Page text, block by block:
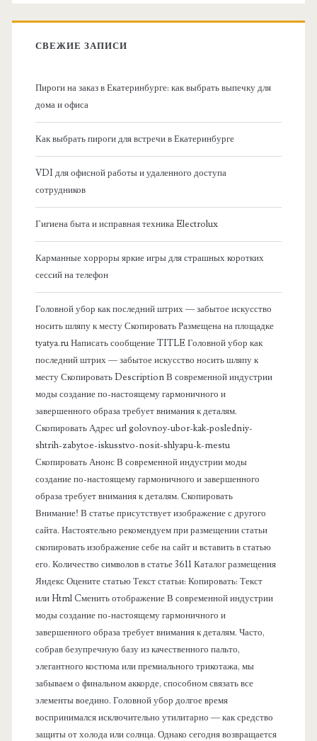
:
СВЕЖИЕ ЗАПИСИ
Пироги на заказ в Екатеринбурге: как выбрать выпечку для
дома и офиса
Как выбрать пироги для встречи в Екатеринбурге
VDI для офисной работы и удаленного доступа
сотрудников
Гигиена быта и исправная техника Electrolux
Карманные хорроры яркие игры для страшных коротких
сессий на телефон
Головной убор как последний штрих — забытое искусство
носить шляпу к месту Скопировать Размещена на площадке
tyatya.ru Написать сообщение TITLE Головной убор как
последний штрих — забытое искусство носить шляпу к
месту Скопировать Description В современной индустрии
моды создание по-настоящему гармоничного и
завершенного образа требует внимания к деталям.
Скопировать Адрес url golovnoy-ubor-kak-posledniy-
shtrih-zabytoe-iskusstvo-nosit-shlyapu-k-mestu
Скопировать Анонс В современной индустрии моды
создание по-настоящему гармоничного и завершенного
образа требует внимания к деталям. Скопировать
Внимание! В статье присутствует изображение с другого
сайта. Настоятельно рекомендуем при размещении статьи
скопировать изображение себе на сайт и вставить в статью
его. Количество символов в статье 3611 Каталог размещения
Яндекс Оцените статью Текст статьи: Копировать: Текст
или Html Cменить отображение В современной индустрии
моды создание по-настоящему гармоничного и
завершенного образа требует внимания к деталям. Часто,
собрав безупречную базу из качественного пальто,
элегантного костюма или премиального трикотажа, мы
забываем о финальном аккорде, способном связать все
элементы воедино. Головной убор долгое время
воспринимался исключительно утилитарно — как средство
защиты от холода или солнца. Однако сегодня возвращается